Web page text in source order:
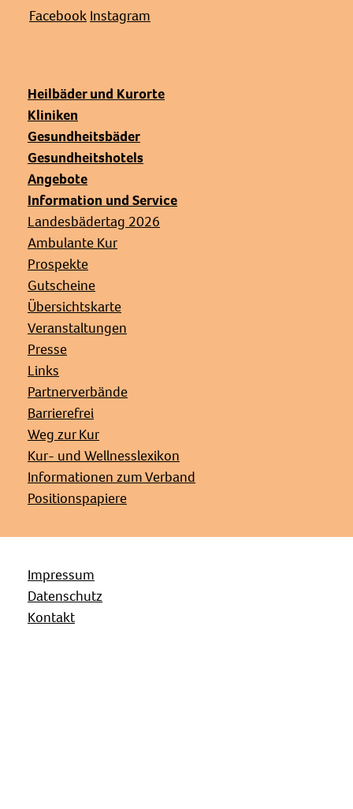
Facebook Instagram
Heilbäder und Kurorte
Kliniken
Gesundheitsbäder
Gesundheitshotels
Angebote
Information und Service
Landesbädertag 2026
Ambulante Kur
Prospekte
Gutscheine
Übersichtskarte
Veranstaltungen
Presse
Links
Partnerverbände
Barrierefrei
Weg zur Kur
Kur- und Wellnesslexikon
Informationen zum Verband
Positionspapiere
Impressum
Datenschutz
Kontakt